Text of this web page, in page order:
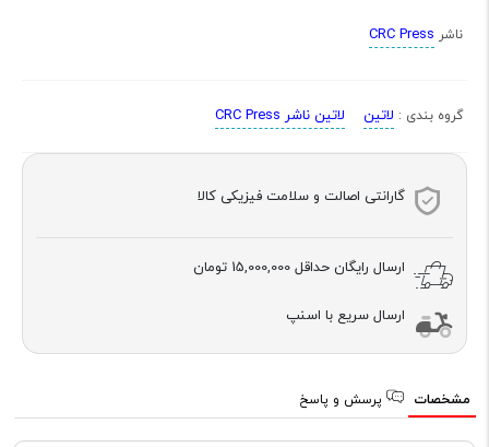
ناشر CRC Press
گروه بندی : لاتین لاتین ناشر CRC Press
گارانتی اصالت و سلامت فیزیکی کالا
ارسال رایگان حداقل 15,000,000 تومان
ارسال سریع با اسنپ
مشخصات پرسش و پاسخ